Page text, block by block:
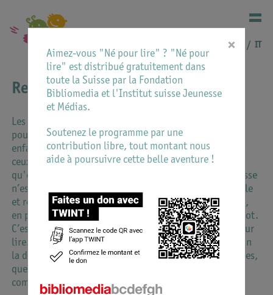
FR IT
Ressources plurilingues
Les approches linguistiques diversifiées sont un appui
pour le développement du langage chez les jeunes
enfants. Accompagnés par des personnes de confiance,
ceux-ci découvrent facilement toutes les richesses
qu'offre le langage. La langue dans laquelle cela se passe
n’est pas décisive; c’est la qualité, surtout émotionnelle
et relationnelle de l’échange qui compte. Le tout-petit,
en particulier, n’a pas besoin de comprendre chaque mot.
C’est là une chance, surtout pour les animations Né pour
lire. Vous pouvez mettre en avant dans votre institution
la diversité linguistique. Présentez-y différentes langues,
que ce soit avec des panneaux ou des poèmes et
comptines, par exemple.
×
Aimez-vous "Né pour lire" ? "Né pour
lire" est distribué gratuitement dans
toute la Suisse par la Fondation
Bibliomedia et l'Institut suisse Jeunesse
et Médias.
Soutenez le programme par une
contribution libre, tout montant nous
aide à poursuivre cette belle aventure !